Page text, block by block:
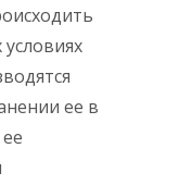
ее в